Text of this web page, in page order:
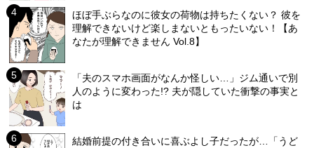
ほぼ手ぶらなのに彼女の荷物は持ちたくない？ 彼を
理解できないけど楽しまないともったいない！【あ
なたが理解できません Vol.8】
「夫のスマホ画面がなんか怪しい…」ジム通いで別
人のように変わった!? 夫が隠していた衝撃の事実と
は
結婚前提の付き合いに喜ぶよし子だったが…「うど